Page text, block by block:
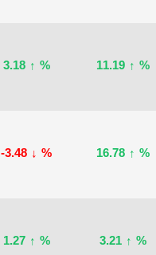
3.18 ↑ % 11.19 ↑ %
-3.48 ↓ % 16.78 ↑ %
1.27 ↑ % 3.21 ↑ %